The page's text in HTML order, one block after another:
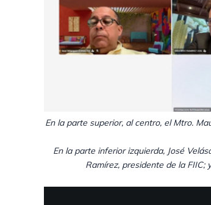
En la parte superior, al centro, el Mtro.
En la parte inferior izquierda, José
Ramírez, presidente de la